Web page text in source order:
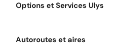
Options et Services Ulys
Autoroutes et aires